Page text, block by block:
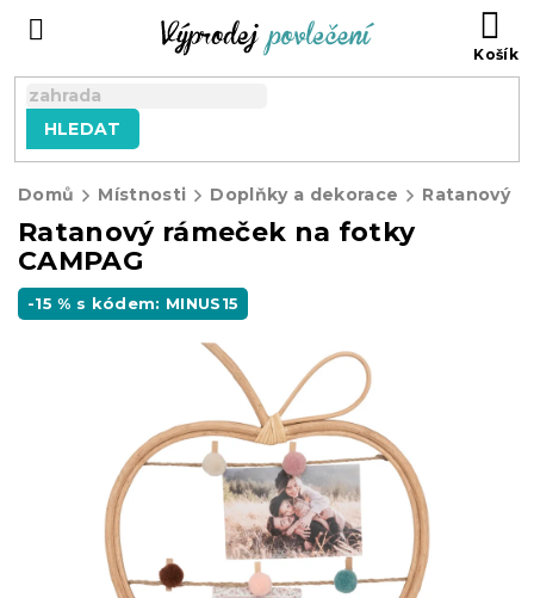
HLEDAT
Domů Místnosti Doplňky a dekorace
Ratanový rámeček na fotky
CAMPAG
-15 % s kódem: MINUS15